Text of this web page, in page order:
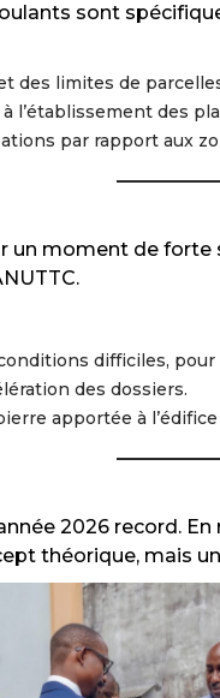
sont
des limites de
des
par rapport aux
un moment de
difficiles, pour
des dossiers.
apportée à
2026 record.
théorique, mais